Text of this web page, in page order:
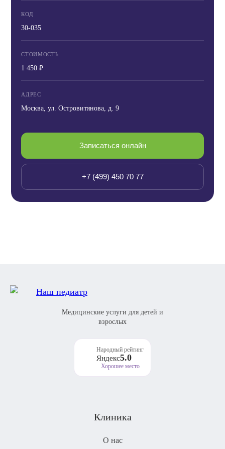
КОД
30-035
СТОИМОСТЬ
1 450 ₽
АДРЕС
Москва, ул. Островитянова, д. 9
Записаться онлайн
+7 (499) 450 70 77
Медицинские услуги для детей и
взрослых
Народный рейтинг
Яндекс5.0
Хорошее место
Клиника
О нас